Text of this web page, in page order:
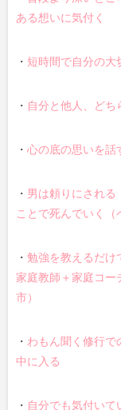
ある想いに気付く
・ 短時間で自分の大
・ 自分と他人、どち
・ 心の底の思いを話
・ 男は頼りにされ
ことで死んでいく（
・ 勉強を教えるだけ
家庭教師＋家庭コ
市）
・ わもん聞く修行
中に入る
・ 自分でも気付い